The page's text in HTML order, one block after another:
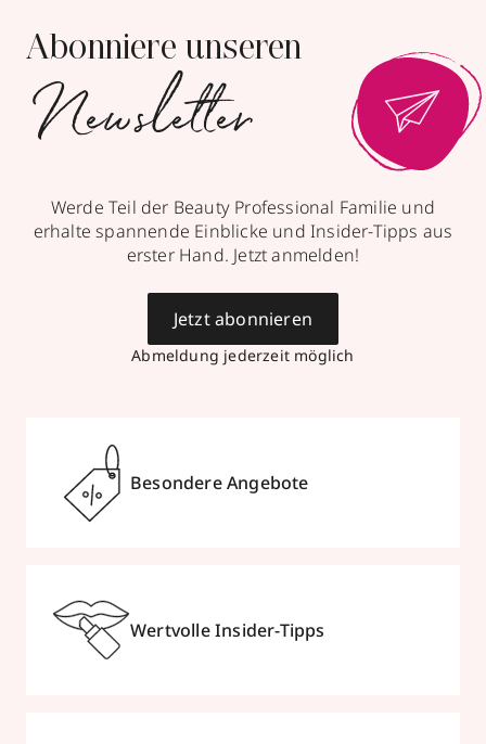
Abonniere unseren
Newsletter
Werde Teil der Beauty Professional Familie und
erhalte spannende Einblicke und Insider-Tipps aus
erster Hand. Jetzt anmelden!
Abmeldung jederzeit möglich
Jetzt abonnieren
Besondere Angebote
Wertvolle Insider-Tipps